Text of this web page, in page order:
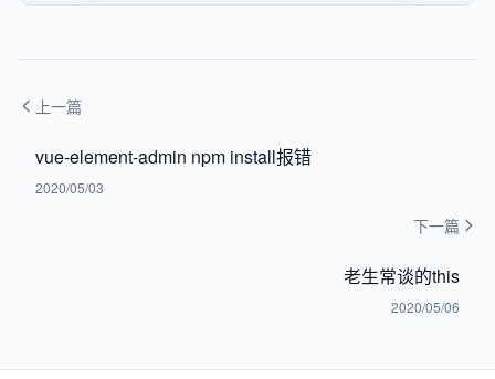
上一篇
vue-element-admin npm install报错
2020/05/03
下一篇
老生常谈的this
2020/05/06